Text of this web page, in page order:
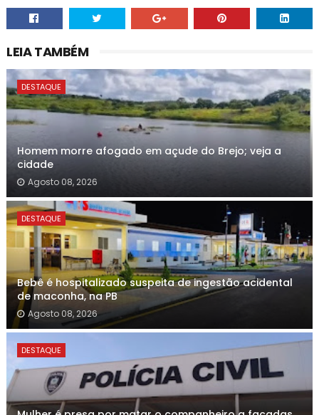
LEIA TAMBÉM
DESTAQUE
Homem morre afogado em açude do Brejo; veja a
cidade
Agosto 08, 2026
DESTAQUE
Bebê é hospitalizado suspeita de ingestão acidental
de maconha, na PB
Agosto 08, 2026
DESTAQUE